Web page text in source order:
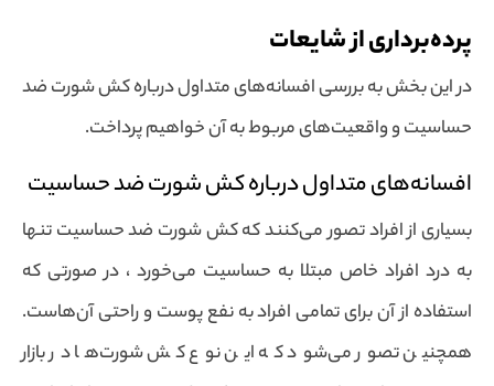
پرده‌برداری از شایعات
در این بخش به بررسی افسانه‌های متداول درباره کش شورت ضد
حساسیت و واقعیت‌های مربوط به آن خواهیم پرداخت.
افسانه‌های متداول درباره کش شورت ضد حساسیت
بسیاری از افراد تصور می‌کنند که کش شورت ضد حساسیت تنها
به درد افراد خاص مبتلا به حساسیت می‌خورد ، در صورتی که
استفاده از آن برای تمامی افراد به نفع پوست و راحتی آن‌هاست.
همچنین تصور می‌شود که این نوع کش شورت‌ها در بازار